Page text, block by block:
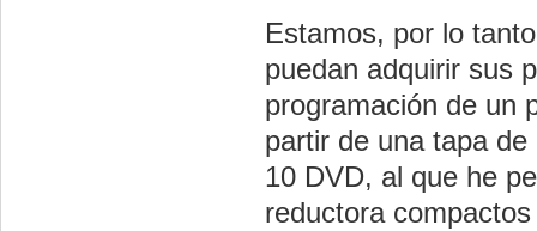
Estamos, por lo
puedan adquirir sus
programación de un
partir de una tapa
10 DVD, al que he
reductora